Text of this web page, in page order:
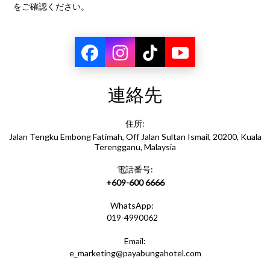
をご確認ください。
連絡先
住所:
Jalan Tengku Embong Fatimah, Off Jalan Sultan Ismail, 20200, Kuala
Terengganu, Malaysia
電話番号:
+609-600 6666
WhatsApp:
019-4990062
Email:
e_marketing@payabungahotel.com